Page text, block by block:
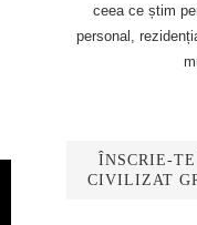
ceea ce știm
personal,
ÎNSCRIE-
CIVILIZAT